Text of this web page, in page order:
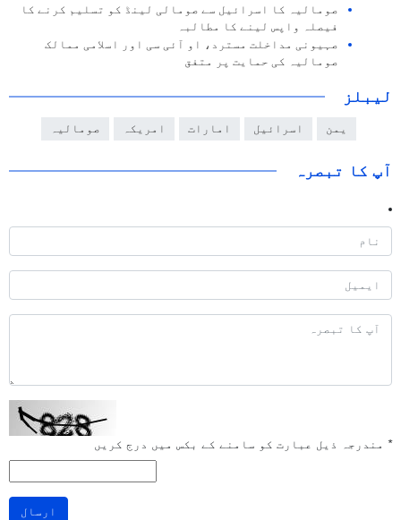
صومالیہ کا اسرائیل سے صومالی لینڈ کو تسلیم کرنے کا
فیصلہ واپس لینے کا مطالبہ
صہیونی مداخلت مسترد، او آئی سی اور اسلامی ممالک
صومالیہ کی حمایت پر متفق
لیبلز
یمن اسرائیل امارات امریکہ صومالیہ
آپ کا تبصرہ
* مندرجہ ذیل عبارت کو سامنے کے بکس میں درج کریں
ارسال